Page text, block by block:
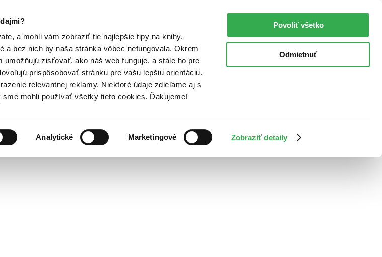
a mohli vám zobraziť tie najlepšie tipy na knihy,
a bez nich by naša stránka vôbec nefungovala. Okrem
zisťovať, ako náš web funguje, a stále ho pre
prispôsobovať stránku pre vašu lepšiu orientáciu.
relevantnej reklamy. Niektoré údaje zdieľame aj s
mohli používať všetky tieto cookies. Ďakujeme!
Analytické Marketingové Zobraziť detaily
Povoliť všetko
Odmietnuť